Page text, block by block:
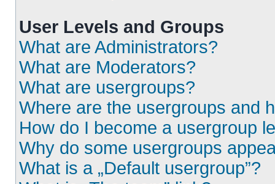
User Levels and Groups
What are Administrators?
What are Moderators?
What are usergroups?
Where are the usergroups and
How do I become a usergroup
Why do some usergroups
What is a „Default usergroup”?